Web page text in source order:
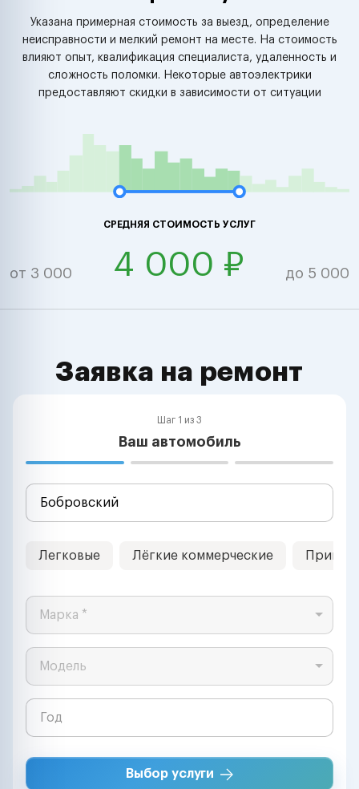
Указана примерная стоимость за выезд, определение
неисправности и мелкий ремонт на месте. На стоимость
влияют опыт, квалификация специалиста, удаленность и
сложность поломки. Некоторые автоэлектрики
предоставляют скидки в зависимости от ситуации
СРЕДНЯЯ СТОИМОСТЬ УСЛУГ
от 3 000 4 000 ₽ до 5 000
Заявка на ремонт
Шаг 1 из 3
Ваш автомобиль
Легковые Лёгкие коммерческие
Марка *
Модель
Выбор услуги